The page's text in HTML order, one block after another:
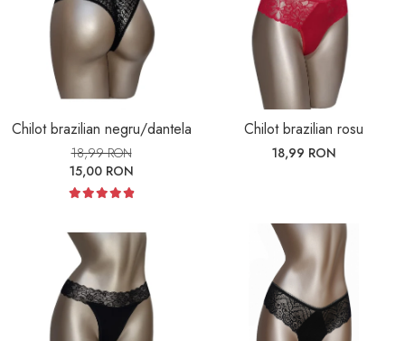
Chilot brazilian negru/dantela
18,99 RON
15,00 RON
Chilot brazilian rosu
18,99 RON